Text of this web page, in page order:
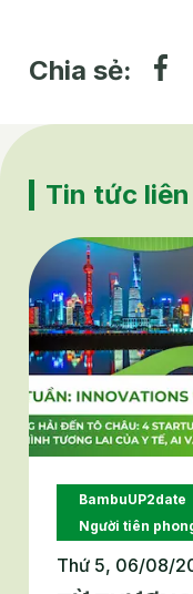
Chia sẻ:
Tin tức
BambuUP2date
Người tiên
Thứ 5, 06/08/